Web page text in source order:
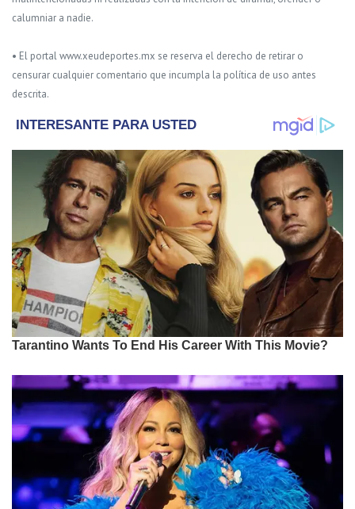
calumniar a nadie.
• El portal www.xeudeportes.mx se reserva el derecho de retirar o
censurar cualquier comentario que incumpla la política de uso antes
descrita.